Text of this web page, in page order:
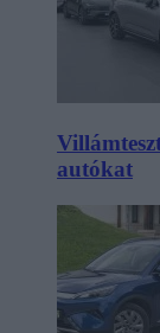
autókat